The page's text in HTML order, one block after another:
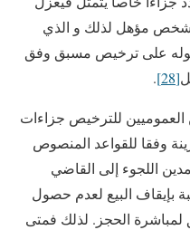
شخص مؤهل لذلك و الذي
على ترخيص مسبق وفق
[28]
.
للترخيص جزاءات
وفقا للقواعد المنصوص
اللجوء إلى القاضي
بإيقاف البيع لعدم حصول
الحجز. لذلك فمتى